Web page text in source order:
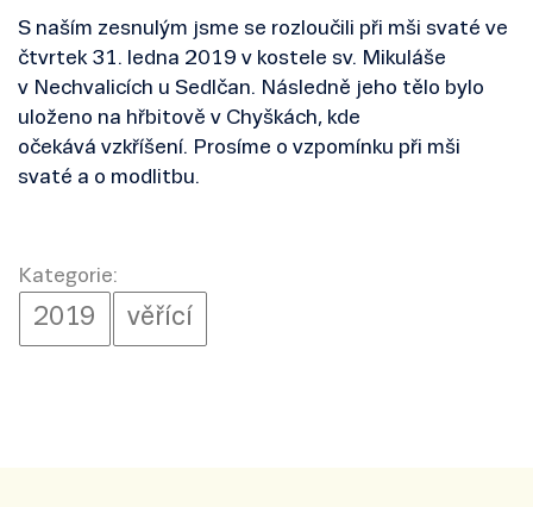
S naším zesnulým jsme se rozloučili při mši svaté ve
čtvrtek 31. ledna 2019 v kostele sv. Mikuláše
v Nechvalicích u Sedlčan. Následně jeho tělo bylo
uloženo na hřbitově v Chyškách, kde
očekává vzkříšení. Prosíme o vzpomínku při mši
svaté a o modlitbu.
Kategorie:
2019 věřící